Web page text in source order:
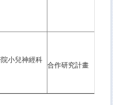
小兒神經科
合作研究計畫